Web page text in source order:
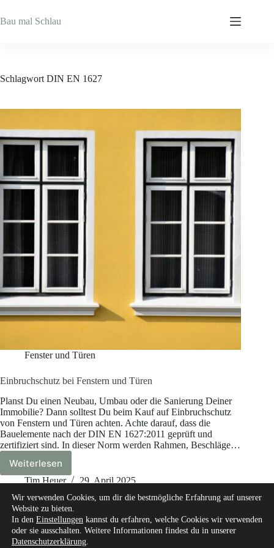
Inhalt
springen
Bau mal Schlau
Schlagwort DIN EN 1627
Fenster und Türen
Einbruchschutz bei Fenstern und Türen
Planst Du einen Neubau, Umbau oder die Sanierung Deiner
Immobilie? Dann solltest Du beim Kauf auf Einbruchschutz
von Fenstern und Türen achten. Achte darauf, dass die
Bauelemente nach der DIN EN 1627:2011 geprüft und
zertifiziert sind. In dieser Norm werden Rahmen, Beschläge…
WeiterlesenEinbruchschutz
bei
und
Türen
Tim Heuer 29. April 2025
Start Über mich
Wir verwenden Cookies, um dir die bestmögliche Erfahrung auf unserer
Website zu bieten.
In den Einstellungen kannst du erfahren, welche Cookies wir verwenden
oder sie ausschalten. Weitere Informationen findest du in unserer
Datenschutzerklärung.